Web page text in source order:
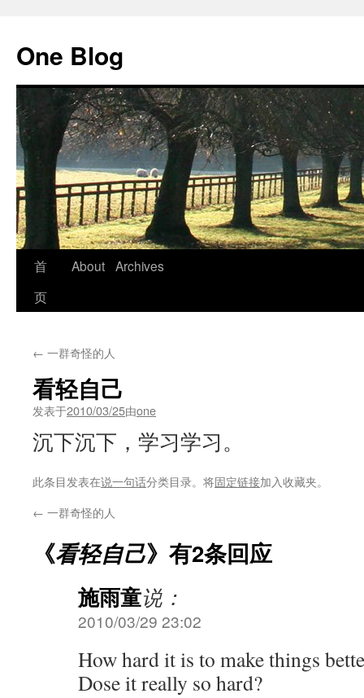
正
文
One Blog
首
页
About Archives
← 一群奇怪的人
看轻自己
发表于2010/03/25由one
沉下沉下，学习学习。
此条目发表在说一句话分类目录。将固定链接加入收藏夹。
← 一群奇怪的人
《看轻自己》有2条回应
施雨童说：
2010/03/29 23:02
How hard it is to make things
Dose it really so hard?